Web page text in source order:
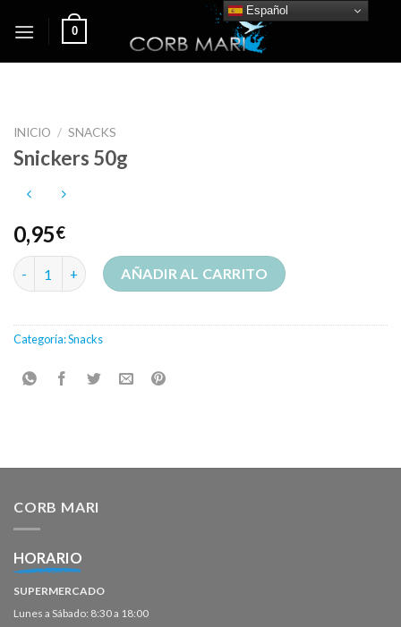
0
INICIO / SNACKS
Snickers 50g
0,95€
Snickers 50g cantidadAÑADIR AL CARRITO
Categoría:Snacks
CORB MARI
HORARIO
SUPERMERCADO
Lunes a Sábado: 8:30 a 18:00
Español